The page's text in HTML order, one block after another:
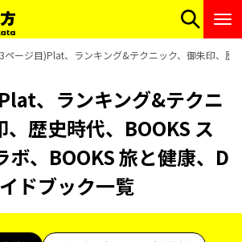
ページ目)Plat、ランキング&テクニック、御朱印、歴
、ランキング&テクニ
、歴史時代、BOOKS ス
ボ、BOOKS 旅と健康、D
ドブック一覧